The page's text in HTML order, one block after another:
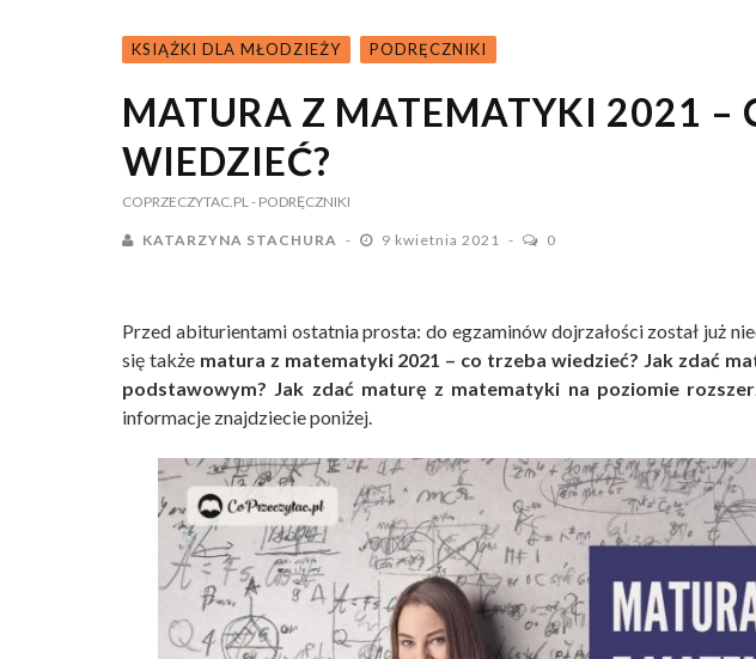
KSIĄŻKI DLA MŁODZIEŻY PODRĘCZNIKI
MATURA Z MATEMATYKI 2021 –
WIEDZIEĆ?
COPRZECZYTAC.PL- PODRĘCZNIKI
KATARZYNA STACHURA 9 kwietnia 2021 0
Przed abiturientami ostatnia prosta: do egzaminów dojrzałości został już
się także matura z matematyki 2021 – co trzeba wiedzieć? Jak zdać
podstawowym? Jak zdać maturę z matematyki na poziomie
informacje znajdziecie poniżej.